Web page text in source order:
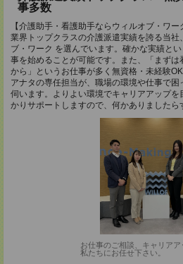
事多数
【介護助手・看護助手ならウィルオブ・ワー
業界トップクラスの介護派遣実績を誇る当
ブ・ワーク を選んでいます。確かな実績と
事を始めることが可能です。また、「まずは
から」というお仕事が多く無資格・未経験
アナタの専任担当が、職場の環境や仕事で
伺います。よりよい環境でキャリアアップを
かりサポートしますので、何かありましたら
お仕事のご相談、キャリア
私たちにお任せ下さい。